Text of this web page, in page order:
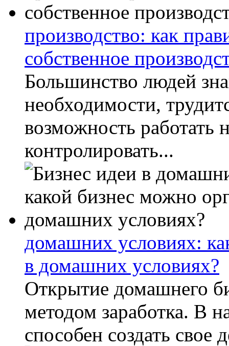
производство: как
собственное
Большинство людей
необходимости,
возможность
контролировать...
домашних условиях:
в домашних условиях?
Открытие домашнего
методом заработка. В
способен создать свое